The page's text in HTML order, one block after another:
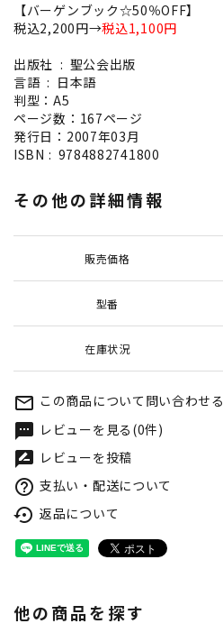
【バーゲンブック☆50％OFF】
税込2,200円→税込1,100円
出版社 ‏ : ‎ 聖公会出版
言語 ‏ : ‎ 日本語
判型：A5
ページ数：167ページ
発行日：2007年03月
ISBN : ‎ 9784882741800
その他の詳細情報
販売価格
型番
在庫状況
mail_outline この商品について問い合わせる
textsms レビューを見る(0件)
rate_review レビューを投稿
help_outline 支払い・配送について
settings_backup_restore 返品について
他の商品を探す